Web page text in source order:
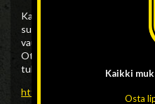
Kampparit pelaa Cup-
sunnuntaina aamupäivällä kun
vauhdin mittaa kovassa
Ottelu käynnistyy klo. 10.40 ja
tulospalvelussa
https://finbandy.torneopal.fi/
Kaikki
Osta